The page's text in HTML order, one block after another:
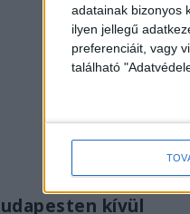
adatainak bizonyos
ilyen jellegű
preferenciáit, vagy
található
kívül